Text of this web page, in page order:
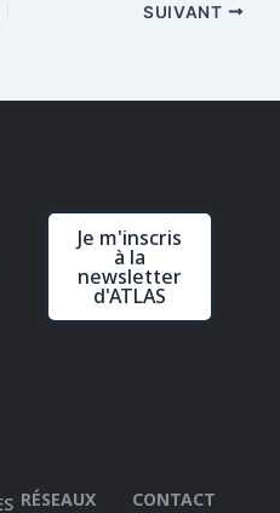
SUIVANT
Je m'inscris
à la
newsletter
d'ATLAS
RÉSEAUX CONTACT